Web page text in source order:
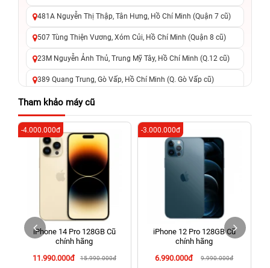
481A Nguyễn Thị Thập, Tân Hưng, Hồ Chí Minh (Quận 7 cũ)
507 Tùng Thiện Vương, Xóm Củi, Hồ Chí Minh (Quận 8 cũ)
23M Nguyễn Ảnh Thủ, Trung Mỹ Tây, Hồ Chí Minh (Q.12 cũ)
389 Quang Trung, Gò Vấp, Hồ Chí Minh (Q. Gò Vấp cũ)
625 - 625A Âu Cơ, Tân Phú, Hồ Chí Minh (Quận Tân Phú cũ)
326 Lê Văn Việt, Tăng Nhơn Phú, Hồ Chí Minh (Q.9 TP. Thủ
Đức cũ)
256 Võ Văn Ngân, Thủ Đức, Hồ Chí Minh (Bình Thọ, TP. Thủ
70 Nguyễn An Ninh, Dĩ An, Hồ Chí Minh (Bình Dương Cũ)
24h Vũng Tàu: 162A Ba Cu, Vũng Tàu, Hồ Chí Minh (TP. Vũng
Tàu cũ)
198 Hoàng Văn Thụ, Tân Sơn Nhất, Hồ Chí Minh (Tân Bình
Tham khảo máy cũ
iPhone 14 Pro 128GB Cũ
chính hãng
11.990.000đ
15.990.000đ
-4.000.000đ
iPhone 12 Pro 128GB Cũ
chính hãng
6.990.000đ
9.990.000đ
-3.000.000đ